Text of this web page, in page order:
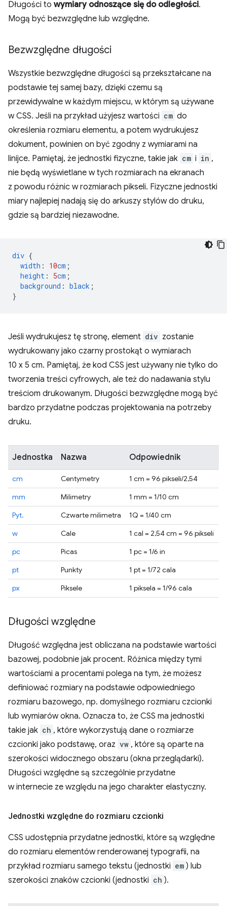
Długości to wymiary odnoszące się do odległości.
Mogą być bezwzględne lub względne.
Bezwzględne długości
Wszystkie bezwzględne długości są przekształcane na
podstawie tej samej bazy, dzięki czemu są
przewidywalne w każdym miejscu, w którym są używane
w CSS. Jeśli na przykład użyjesz wartości cm do
określenia rozmiaru elementu, a potem wydrukujesz
dokument, powinien on być zgodny z wymiarami na
linijce. Pamiętaj, że jednostki fizyczne, takie jak cm i in ,
nie będą wyświetlane w tych rozmiarach na ekranach
z powodu różnic w rozmiarach pikseli. Fizyczne jednostki
miary najlepiej nadają się do arkuszy stylów do druku,
gdzie są bardziej niezawodne.
div {
width : 10cm ;
height : 5cm ;
background : black ;
}
Jeśli wydrukujesz tę stronę, element div zostanie
wydrukowany jako czarny prostokąt o wymiarach
10 x 5 cm. Pamiętaj, że kod CSS jest używany nie tylko do
tworzenia treści cyfrowych, ale też do nadawania stylu
treściom drukowanym. Długości bezwzględne mogą być
bardzo przydatne podczas projektowania na potrzeby
druku.
Jednostka Nazwa Odpowiednik
cm Centymetry
1 cm = 96 pikseli/2,54
mm
Milimetry
1 mm = 1/10 cm
Pyt.
Czwarte milimetra
1Q = 1/40 cm
w
Cale
1 cal = 2,54 cm = 96 pikseli
pc
Picas
1 pc = 1/6 in
pt
Punkty
1 pt = 1/72 cala
px
Piksele 1 piksela = 1/96 cala
Długości względne
Długość względna jest obliczana na podstawie wartości
bazowej, podobnie jak procent. Różnica między tymi
wartościami a procentami polega na tym, że możesz
definiować rozmiary na podstawie odpowiedniego
rozmiaru bazowego, np. domyślnego rozmiaru czcionki
lub wymiarów okna. Oznacza to, że CSS ma jednostki
takie jak ch , które wykorzystują dane o rozmiarze
czcionki jako podstawę, oraz vw , które są oparte na
szerokości widocznego obszaru (okna przeglądarki).
Długości względne są szczególnie przydatne
w internecie ze względu na jego charakter elastyczny.
Jednostki względne do rozmiaru czcionki
CSS udostępnia przydatne jednostki, które są względne
do rozmiaru elementów renderowanej typografii, na
przykład rozmiaru samego tekstu (jednostki em ) lub
szerokości znaków czcionki (jednostki ch ).